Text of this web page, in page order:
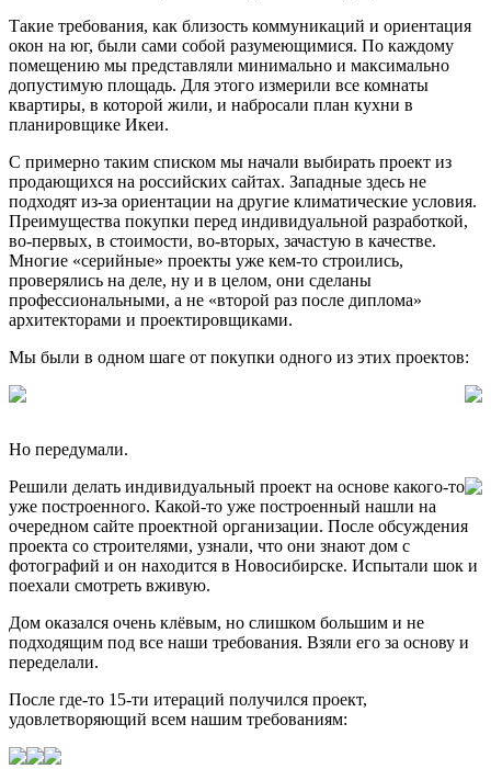
Такие требования, как близость коммуникаций и ориентация
окон на юг, были сами собой разумеющимися. По каждому
помещению мы представляли минимально и максимально
допустимую площадь. Для этого измерили все комнаты
квартиры, в которой жили, и набросали план кухни в
планировщике Икеи.
С примерно таким списком мы начали выбирать проект из
продающихся на российских сайтах. Западные здесь не
подходят из-за ориентации на другие климатические условия.
Преимущества покупки перед индивидуальной разработкой,
во-первых, в стоимости, во-вторых, зачастую в качестве.
Многие «серийные» проекты уже кем-то строились,
проверялись на деле, ну и в целом, они сделаны
профессиональными, а не «второй раз после диплома»
архитекторами и проектировщиками.
Мы были в одном шаге от покупки одного из этих проектов:
Но передумали.
Решили делать индивидуальный проект на основе какого-то
уже построенного. Какой-то уже построенный нашли на
очередном сайте проектной организации. После обсуждения
проекта со строителями, узнали, что они знают дом с
фотографий и он находится в Новосибирске. Испытали шок и
поехали смотреть вживую.
Дом оказался очень клёвым, но слишком большим и не
подходящим под все наши требования. Взяли его за основу и
переделали.
После где-то 15-ти итераций получился проект,
удовлетворяющий всем нашим требованиям: